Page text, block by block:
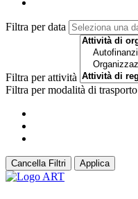
Filtra per data
Filtra per attività
Filtra per modalità di trasporto
Cancella Filtri Applica